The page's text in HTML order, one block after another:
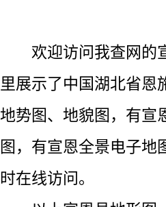
欢迎访问我查网的
里展示了中国湖北省恩
地势图、地貌图，有宣
图，有宣恩全景电子地
时在线访问。